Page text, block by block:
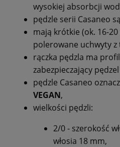
wysokiej absorbcji
pędzle serii Casaneo
mają krótkie (ok. 16-
polerowane uchwyty z
rączka pędzla ma
zabezpieczający
pędzle Casaneo
VEGAN,
wielkości pędzli:
2/0 - szerokość
włosia 18 mm,